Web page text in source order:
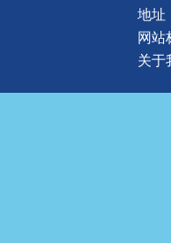
地址
网站
关于